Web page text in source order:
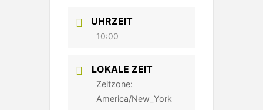
UHRZEIT
10:00
LOKALE ZEIT
Zeitzone:
America/New_York